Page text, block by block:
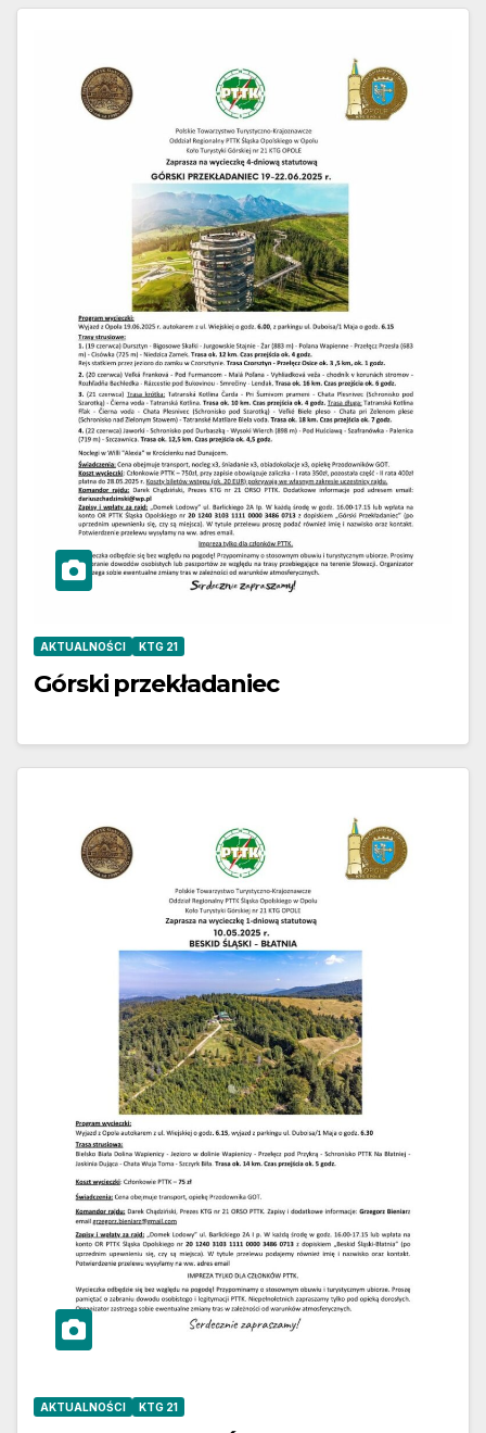
AKTUALNOŚCI KTG 21
Górski przekładaniec
AKTUALNOŚCI KTG 21